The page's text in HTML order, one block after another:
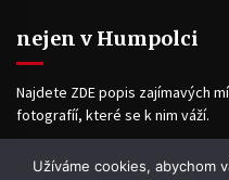
nejen v Humpolci
Najdete ZDE popis zajímavých
fotografíí, které se k nim váží.
Užíváme cookies, abychom